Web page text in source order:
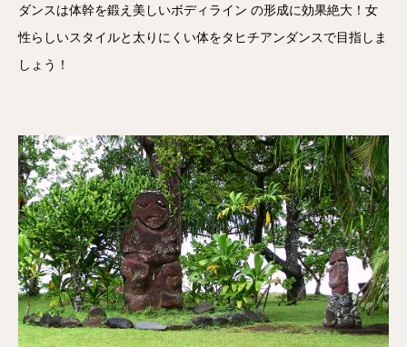
ダンスは体幹を鍛え美しいボディライン の形成に効果絶大！女
性らしいスタイルと太りにくい体をタヒチアンダンスで目指しま
しょう！